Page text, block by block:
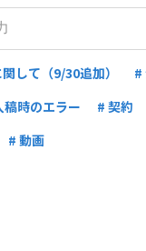
して（9/30追加）
#
稿時のエラー # 契約
# 動画